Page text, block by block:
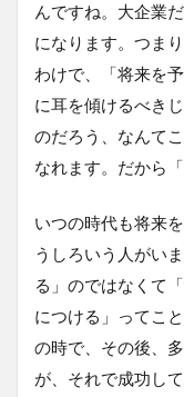
んですね。大企業
になります。つま
わけで、「将来を
に耳を傾けるべき
のだろう、なんて
なれます。だから
いつの時代も将来
うしろいう人がい
る」のではなくて
につける」ってこ
の時で、その後、
が、それで成功し